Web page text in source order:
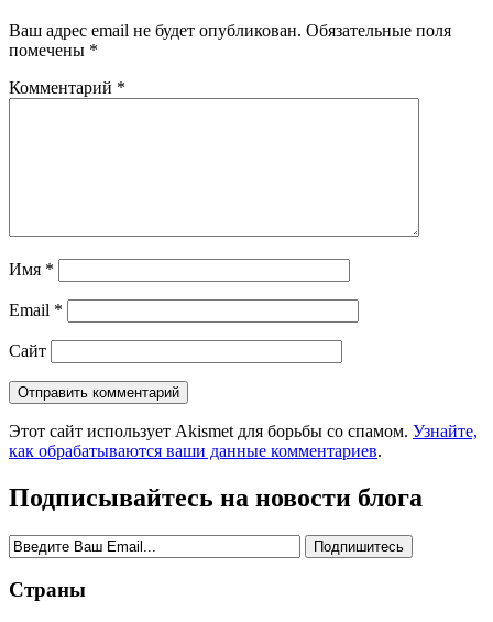
Ваш адрес email не будет опубликован. Обязательные поля
помечены *
Комментарий *
Имя *
Email *
Сайт
Этот сайт использует Akismet для борьбы со спамом. Узнайте,
как обрабатываются ваши данные комментариев.
Подписывайтесь на новости блога
Страны